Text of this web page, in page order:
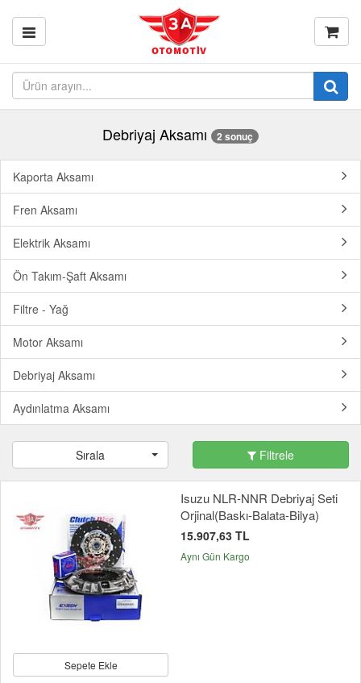
Debriyaj Aksamı 2 sonuç
Kaporta Aksamı
Fren Aksamı
Elektrik Aksamı
Ön Takım-Şaft Aksamı
Filtre - Yağ
Motor Aksamı
Debriyaj Aksamı
Aydınlatma Aksamı
Sırala Filtrele
Sepete Ekle
Isuzu NLR-NNR Debriyaj Seti
Orjinal(Baskı-Balata-Bilya)
15.907,63 TL
Aynı Gün Kargo